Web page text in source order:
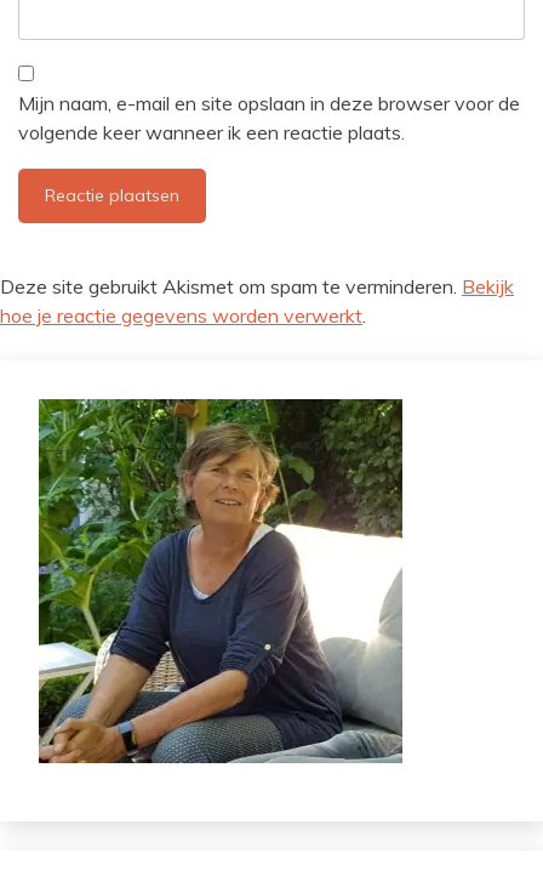
Mijn naam, e-mail en site opslaan in deze browser voor de
volgende keer wanneer ik een reactie plaats.
Deze site gebruikt Akismet om spam te verminderen. Bekijk
hoe je reactie gegevens worden verwerkt